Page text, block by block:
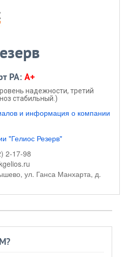
РА: A+
надежности, третий
стабильный.)
и информация о компании
"Гелиос Резерв"
2-17-98
ул. Ганса Манхарта, д.